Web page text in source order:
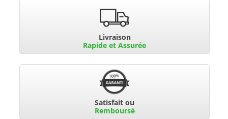
Livraison
Rapide et Assurée
Satisfait ou
Remboursé